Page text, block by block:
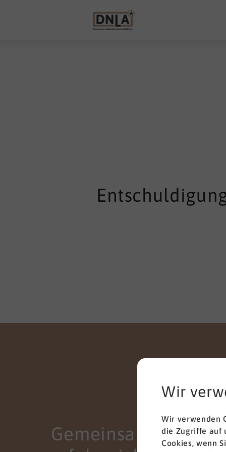
Gemeinsam zum
Wir
Wir verwenden
die Zugriffe auf
Cookies, wenn